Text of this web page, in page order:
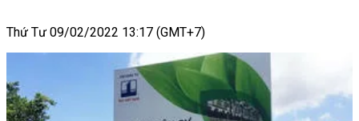
Thứ Tư 09/02/2022 13:17 (GMT+7)